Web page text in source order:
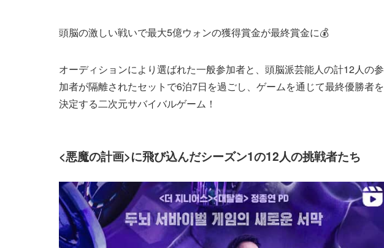
頭脳の激しい戦いで最大5億ウォンの獲得賞金が最終賞金に💰
オーディションにより選ばれた一般参加者と、頭脳派芸能人の計12人の参
加者が隔離されたセットで6泊7日を過ごし、ゲームを通じて最終優勝者を
決定する二次元サバイバルゲーム！
<悪魔の計画>に飛び込んだシーズン1の12人の挑戦者たち